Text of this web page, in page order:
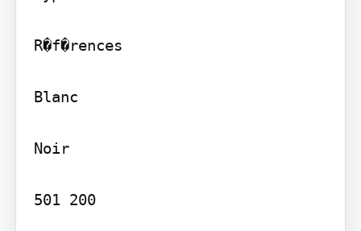
R�f�rences
Blanc
Noir
501 200